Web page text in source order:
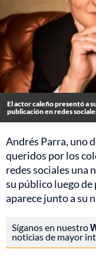
El actor caleño presentó a
publicación en redes
Andrés Parra, uno
queridos por los
redes sociales una
su público luego
aparece junto a su
Síganos en nuestro
noticias de mayor